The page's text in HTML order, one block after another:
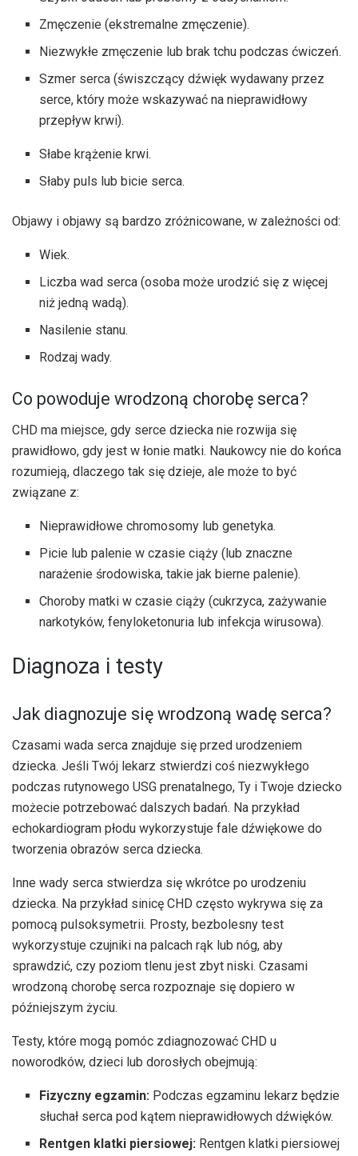
Zmęczenie (ekstremalne zmęczenie).
Niezwykłe zmęczenie lub brak tchu podczas ćwiczeń.
Szmer serca (świszczący dźwięk wydawany przez
serce, który może wskazywać na nieprawidłowy
przepływ krwi).
Słabe krążenie krwi.
Słaby puls lub bicie serca.
Objawy i objawy są bardzo zróżnicowane, w zależności od:
Wiek.
Liczba wad serca (osoba może urodzić się z więcej
niż jedną wadą).
Nasilenie stanu.
Rodzaj wady.
Co powoduje wrodzoną chorobę serca?
CHD ma miejsce, gdy serce dziecka nie rozwija się
prawidłowo, gdy jest w łonie matki. Naukowcy nie do końca
rozumieją, dlaczego tak się dzieje, ale może to być
związane z:
Nieprawidłowe chromosomy lub genetyka.
Picie lub palenie w czasie ciąży (lub znaczne
narażenie środowiska, takie jak bierne palenie).
Choroby matki w czasie ciąży (cukrzyca, zażywanie
narkotyków, fenyloketonuria lub infekcja wirusowa).
Diagnoza i testy
Jak diagnozuje się wrodzoną wadę serca?
Czasami wada serca znajduje się przed urodzeniem
dziecka. Jeśli Twój lekarz stwierdzi coś niezwykłego
podczas rutynowego USG prenatalnego, Ty i Twoje dziecko
możecie potrzebować dalszych badań. Na przykład
echokardiogram płodu wykorzystuje fale dźwiękowe do
tworzenia obrazów serca dziecka.
Inne wady serca stwierdza się wkrótce po urodzeniu
dziecka. Na przykład sinicę CHD często wykrywa się za
pomocą pulsoksymetrii. Prosty, bezbolesny test
wykorzystuje czujniki na palcach rąk lub nóg, aby
sprawdzić, czy poziom tlenu jest zbyt niski. Czasami
wrodzoną chorobę serca rozpoznaje się dopiero w
późniejszym życiu.
Testy, które mogą pomóc zdiagnozować CHD u
noworodków, dzieci lub dorosłych obejmują:
Fizyczny egzamin: Podczas egzaminu lekarz będzie
słuchał serca pod kątem nieprawidłowych dźwięków.
Rentgen klatki piersiowej: Rentgen klatki piersiowej